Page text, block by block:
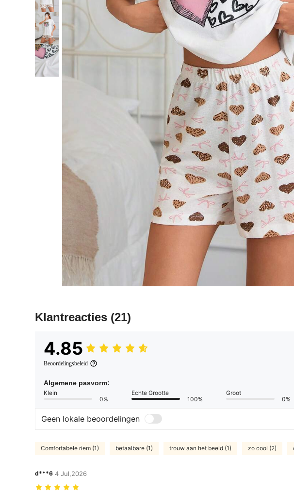
Klantreacties (21)
4.85
Beoordelingsbeleid
Algemene pasvorm:
Klein
0%
Echte Grootte
100%
Groot
0%
Geen lokale beoordelingen
Comfortabele riem (1) betaalbare (1) trouw aan het beeld (1) zo cool (2)
d***6 4 Jul,2026